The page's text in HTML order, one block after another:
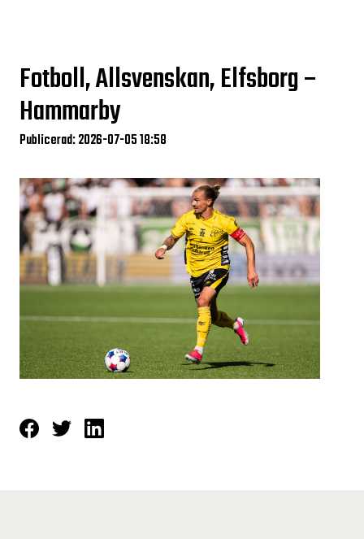
Fotboll, Allsvenskan, Elfsborg –
Hammarby
Publicerad: 2026-07-05 18:58